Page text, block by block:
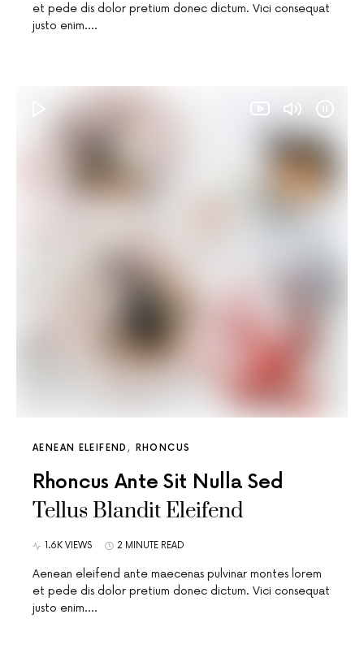
et pede dis dolor pretium donec dictum. Vici consequat
justo enim.…
AENEAN ELEIFEND RHONCUS
Rhoncus Ante Sit Nulla Sed
Tellus Blandit Eleifend
1.6K VIEWS 2 MINUTE READ
Aenean eleifend ante maecenas pulvinar montes lorem
et pede dis dolor pretium donec dictum. Vici consequat
justo enim.…